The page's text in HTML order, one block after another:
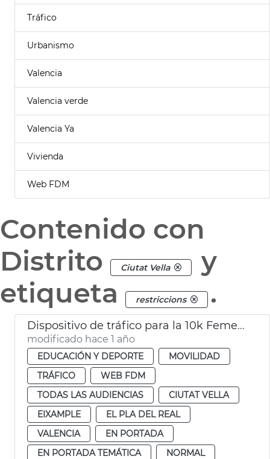
Tráfico
Urbanismo
Valencia
Valencia verde
Valencia Ya
Vivienda
Web FDM
Contenido con
Distrito
Ciutat Vella
y
etiqueta
restriccions .
Dispositivo de tráfico para la 10k Femenina
modificado hace 1 año
EDUCACIÓN Y DEPORTE
MOVILIDAD
TRÁFICO
WEB FDM
TODAS LAS AUDIENCIAS
CIUTAT VELLA
EIXAMPLE
EL PLA DEL REAL
VALENCIA
EN PORTADA
EN PORTADA TEMÁTICA
NORMAL